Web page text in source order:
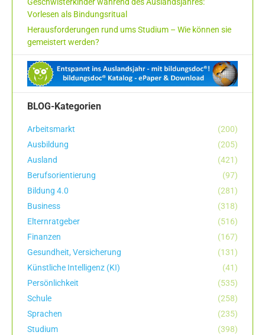
Geschwisterkinder während des Auslandsjahres:
Vorlesen als Bindungsritual
Herausforderungen rund ums Studium – Wie können sie
gemeistert werden?
BLOG-Kategorien
Arbeitsmarkt
(200)
Ausbildung
(205)
Ausland
(421)
Berufsorientierung
(97)
Bildung 4.0
(281)
Business
(318)
Elternratgeber
(516)
Finanzen
(167)
Gesundheit, Versicherung
(131)
Künstliche Intelligenz (KI)
(41)
Persönlichkeit
(535)
Schule
(258)
Sprachen
(235)
Studium
(398)